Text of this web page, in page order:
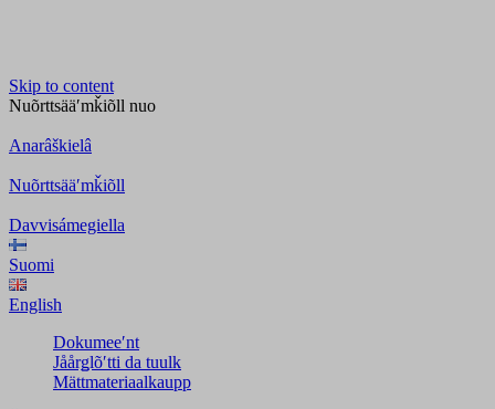
Skip to content
Nuõrttsääʹmǩiõll nuo
Anarâškielâ
Nuõrttsääʹmǩiõll
Davvisámegiella
Suomi
English
Dokumeeʹnt
Jåårǥlõʹtti da tuulk
Mättmateriaalkaupp